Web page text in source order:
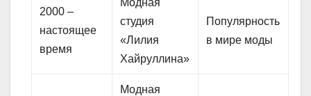
2000 –
настоящее
время
студия
«Лилия
Хайруллина»
Популярность
в мире моды
Модная